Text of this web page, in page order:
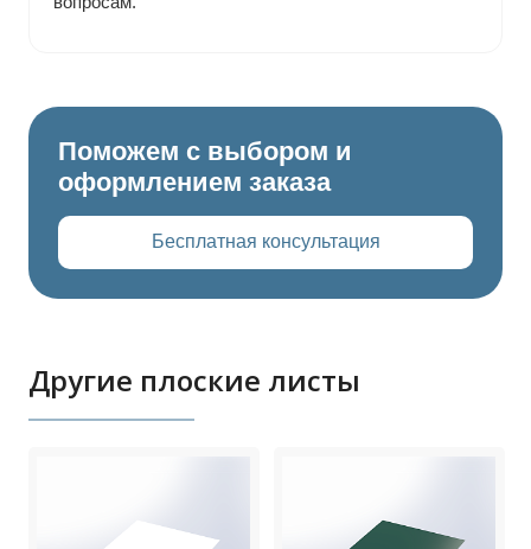
Поможем с выбором и
оформлением заказа
Бесплатная консультация
Другие плоские листы